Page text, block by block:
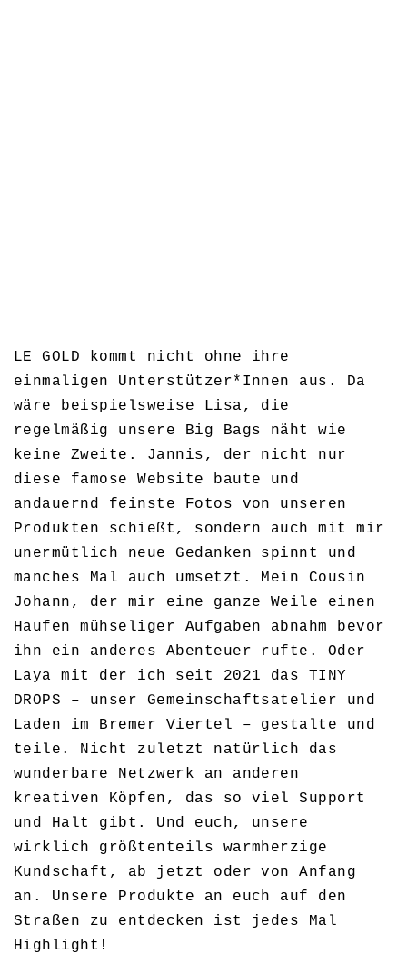
LE GOLD kommt nicht ohne ihre
einmaligen Unterstützer*Innen aus. Da
wäre beispielsweise Lisa, die
regelmäßig unsere Big Bags näht wie
keine Zweite. Jannis, der nicht nur
diese famose Website baute und
andauernd feinste Fotos von unseren
Produkten schießt, sondern auch mit mir
unermütlich neue Gedanken spinnt und
manches Mal auch umsetzt. Mein Cousin
Johann, der mir eine ganze Weile einen
Haufen mühseliger Aufgaben abnahm bevor
ihn ein anderes Abenteuer rufte. Oder
Laya mit der ich seit 2021 das TINY
DROPS – unser Gemeinschaftsatelier und
Laden im Bremer Viertel – gestalte und
teile. Nicht zuletzt natürlich das
wunderbare Netzwerk an anderen
kreativen Köpfen, das so viel Support
und Halt gibt. Und euch, unsere
wirklich größtenteils warmherzige
Kundschaft, ab jetzt oder von Anfang
an. Unsere Produkte an euch auf den
Straßen zu entdecken ist jedes Mal
Highlight!